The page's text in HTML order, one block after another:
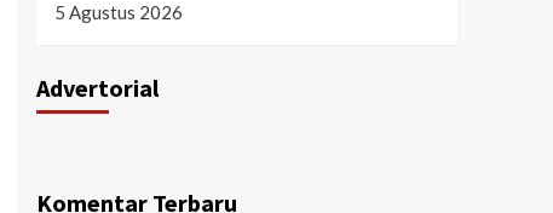
5 Agustus 2026
Advertorial
Komentar Terbaru